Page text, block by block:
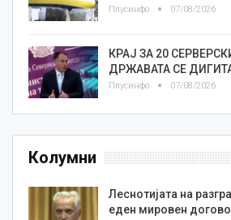
Плусинфо 07/08/2026
КРАЈ ЗА 20
ДРЖАВАТА СЕ
Плусинфо 07/08/2026
Колумни
Леснотијата на
еден мировен